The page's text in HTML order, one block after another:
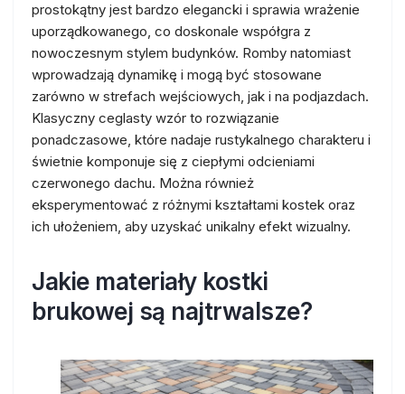
prostokątny jest bardzo elegancki i sprawia wrażenie
uporządkowanego, co doskonale współgra z
nowoczesnym stylem budynków. Romby natomiast
wprowadzają dynamikę i mogą być stosowane
zarówno w strefach wejściowych, jak i na podjazdach.
Klasyczny ceglasty wzór to rozwiązanie
ponadczasowe, które nadaje rustykalnego charakteru i
świetnie komponuje się z ciepłymi odcieniami
czerwonego dachu. Można również
eksperymentować z różnymi kształtami kostek oraz
ich ułożeniem, aby uzyskać unikalny efekt wizualny.
Jakie materiały kostki
brukowej są najtrwalsze?